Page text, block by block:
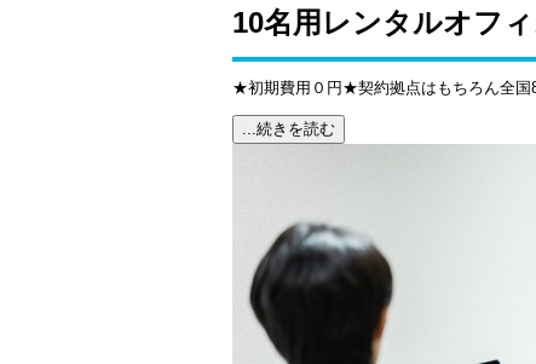
10名用レンタルオフ
★初期費用０円★契約拠点はもちろん全国
...続きを読む